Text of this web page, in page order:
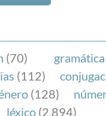
(70) gramática
(112)
(128)
léxico (2.894)